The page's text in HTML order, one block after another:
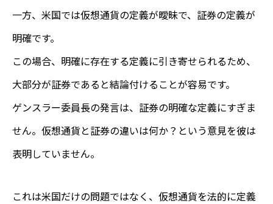
一方、米国では仮想通貨の定義が曖昧で、証券の定義が
明確です。
この場合、明確に存在する定義に引き寄せられるため、
大部分が証券であると結論付けることが容易です。
ゲンスラー委員長の発言は、証券の明確な定義にすぎま
せん。仮想通貨と証券の違いは何か？という意見を彼は
表明していません。
これは米国だけの問題ではなく、仮想通貨を法的に定義